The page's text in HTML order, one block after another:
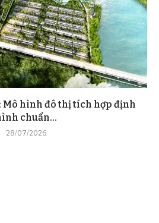
hình đô thị tích hợp định
chuẩn...
28/07/2026